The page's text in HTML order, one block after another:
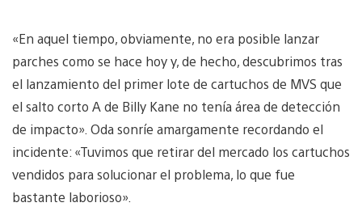
«En aquel tiempo, obviamente, no era posible lanzar
parches como se hace hoy y, de hecho, descubrimos tras
el lanzamiento del primer lote de cartuchos de MVS que
el salto corto A de Billy Kane no tenía área de detección
de impacto». Oda sonríe amargamente recordando el
incidente: «Tuvimos que retirar del mercado los cartuchos
vendidos para solucionar el problema, lo que fue
bastante laborioso».